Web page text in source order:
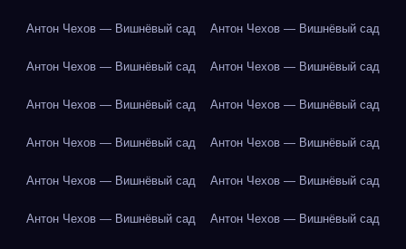
Антон Чехов — Вишнёвый сад Антон Чехов — Вишнёвый сад
Антон Чехов — Вишнёвый сад Антон Чехов — Вишнёвый сад
Антон Чехов — Вишнёвый сад Антон Чехов — Вишнёвый сад
Антон Чехов — Вишнёвый сад Антон Чехов — Вишнёвый сад
Антон Чехов — Вишнёвый сад Антон Чехов — Вишнёвый сад
Антон Чехов — Вишнёвый сад Антон Чехов — Вишнёвый сад